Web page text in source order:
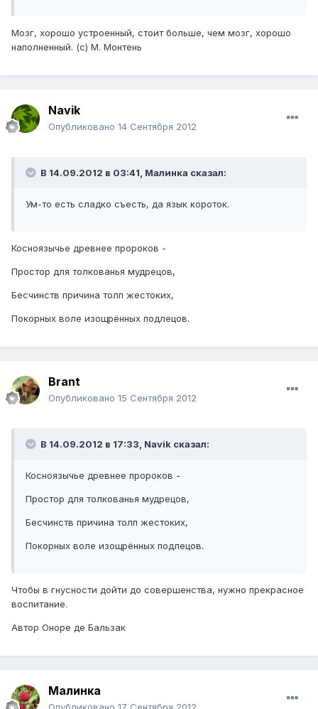
Мозг, хорошо устроенный, стоит больше, чем мозг, хорошо
наполненный. (с) М. Монтень
Navik
Опубликовано 14 Сентября 2012
В 14.09.2012 в 03:41, Малинка сказал:
Ум-то есть сладко съесть, да язык короток.
Косноязычье древнее пророков -
Простор для толкованья мудрецов,
Бесчинств причина толп жестоких,
Покорных воле изощрённых подлецов.
Brant
Опубликовано 15 Сентября 2012
В 14.09.2012 в 17:33, Navik сказал:
Косноязычье древнее пророков -
Простор для толкованья мудрецов,
Бесчинств причина толп жестоких,
Покорных воле изощрённых подлецов.
Чтобы в гнусности дойти до совершенства, нужно прекрасное
воспитание.
Автор Оноре де Бальзак
Малинка